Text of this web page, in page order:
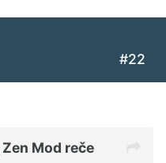
#22
Zen Mod reče